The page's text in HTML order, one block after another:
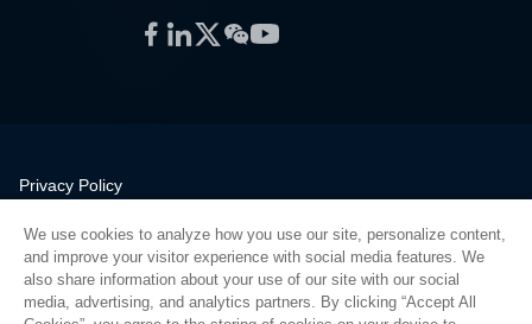
Facebook
LinkedIn
Twitter
WeChat
YouTube
Privacy Policy
Quality
Sitemap
Supplier Portal
We use cookies to analyze how you use our site, personalize content,
and improve your visitor experience with social media features. We
also share information about your use of our site with our social
media, advertising, and analytics partners. By clicking “Accept All